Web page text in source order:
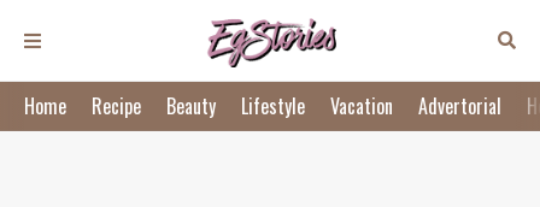
Home Recipe Beauty Lifestyle Vacation Advertorial